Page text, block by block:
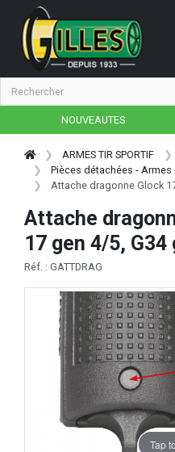
NOUVEAUTES
ARMES TIR SPORTIF
Pièces détachées -
Attache dragonne Glock
Attache
17 gen 4/5, G34
Réf. : GATTDRAG
Tap